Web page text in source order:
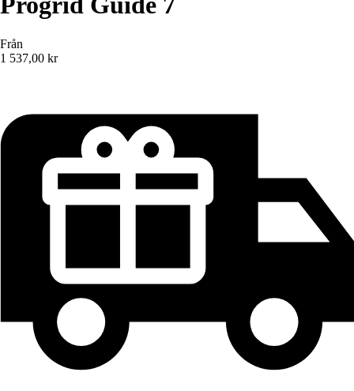
Från
1 537,00 kr